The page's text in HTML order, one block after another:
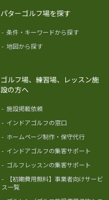
パターゴルフ場を探す
- 条件・キーワードから探す
- 地図から探す
ゴルフ場、練習場、レッスン施
設の方へ
- 施設掲載依頼
- インドアゴルフの窓口
- ホームページ制作・保守代行
- インドアゴルフの集客サポート
- ゴルフレッスンの集客サポート
-
【初期費用無料】事業者向けサービ
ス一覧